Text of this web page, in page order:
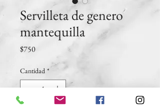
Servilleta de genero
mantequilla
$750Precio
Cantidad *